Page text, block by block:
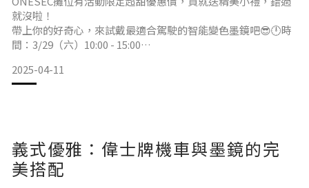
就沒啦！
帶上你的好奇心，來試戴最適合駕駛的智能變色墨鏡吧😎🕛時
間：3/29（六）10:00 - 15:00
嘉義縣太保市故宮大道888號
🕶️攤位位置: 面對主舞台左側廠商攤位區 這次活動不僅集結了
日系時尚代表！📸 大家在鏡頭前自在又帥氣，讓我
2025-04-11
義式優雅：偉士牌機車與墨鏡的完
美搭配